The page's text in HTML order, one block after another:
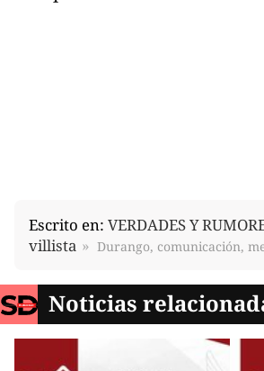
Escrito en: VERDADES Y
villista
Durango, comunicación,
Noticias